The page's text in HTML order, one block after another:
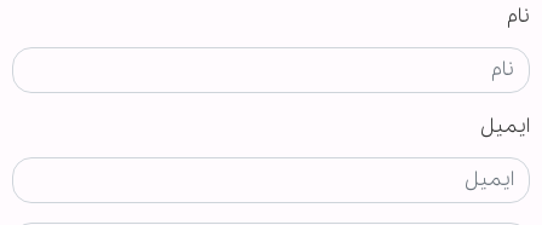
نام
ایمیل